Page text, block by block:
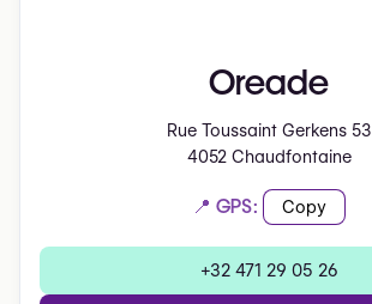
Oreade
Rue Toussaint Gerkens 53
4052 Chaudfontaine
📍 GPS: Copy
+32 471 29 05 26